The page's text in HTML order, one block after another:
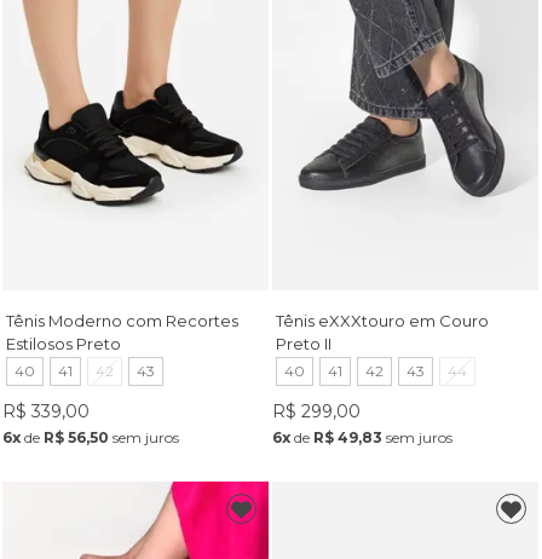
Tênis Moderno com Recortes
Estilosos Preto
40 41 42 43
R$ 339,00
6xde R$ 56,50 sem juros
Tênis eXXXtouro em Couro
Preto II
40 41 42 43 44
R$ 299,00
6x de R$ 49,83 sem juros